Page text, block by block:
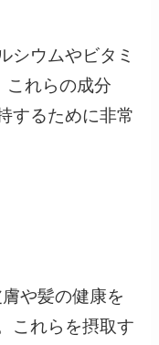
シウムやビタミ
これらの成分
するために非常
や髪の健康を
これらを摂取す